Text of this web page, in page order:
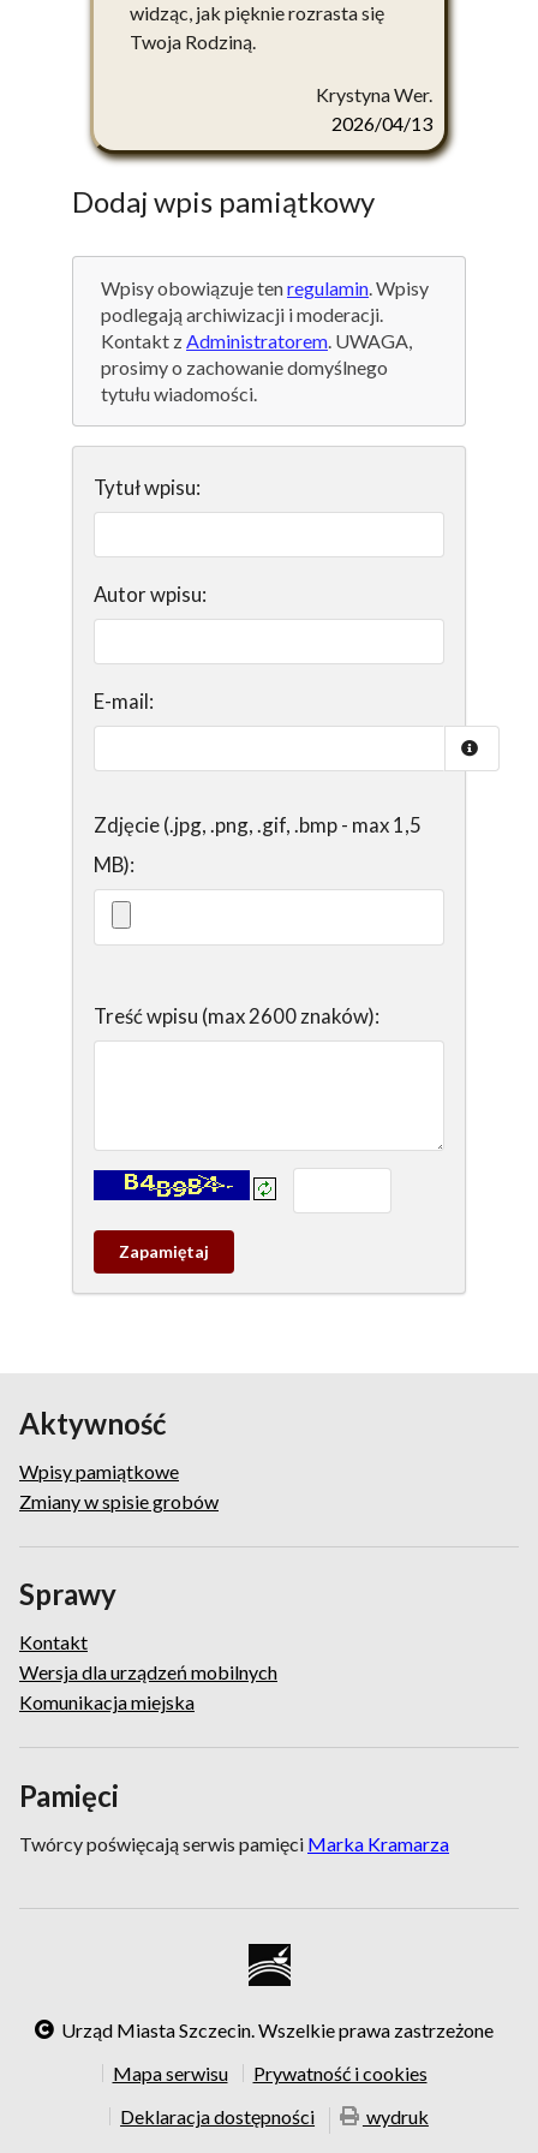
widząc, jak pięknie rozrasta się
Twoja Rodziną.
Krystyna Wer.
2026/04/13
Dodaj wpis pamiątkowy
Wpisy obowiązuje tenregulamin. Wpisy
podlegają archiwizacji i moderacji.
Kontakt zAdministratorem. UWAGA,
prosimy o zachowanie domyślnego
tytułu wiadomości.
Tytuł wpisu:
Autor wpisu:
E-mail:
Zdjęcie (.jpg, .png, .gif, .bmp - max 1,5
MB):
Treść wpisu (max 2600 znaków):
Kontrola - wprowadź tekst z obrazka:
Zapamietaj
wpis
Aktywność
Wpisy pamiątkowe
Zmiany w spisie grobów
Sprawy
Kontakt
Wersja dla urządzeń mobilnych
Komunikacja miejska
Pamięci
Twórcy poświęcają serwis pamięci Marka Kramarza
Urząd Miasta Szczecin. Wszelkie prawa zastrzeżone
Mapa serwisu
Prywatność i cookies
Deklaracja dostępności
wydruk